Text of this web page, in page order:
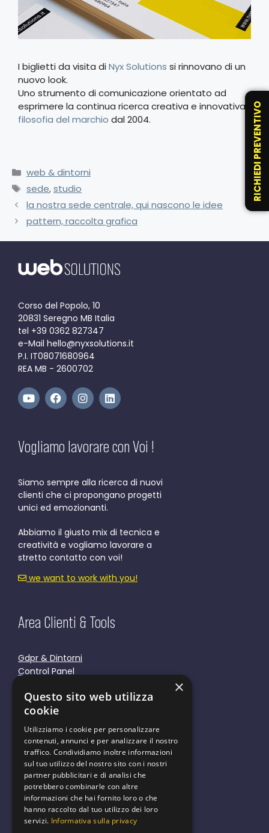
RICHIEDI PREVENTIVO
I biglietti da visita diNyx Solutions si rinnovano di un
nuovo look.
Uno strumento di comunicazione orientato ad
esprimere la continua ricerca creativa e innovativa,
filosofia del marchio dal 2004.
web & dintorni
sede,studio
la nostra sede centrale, qui nascono le idee
pattern, raccolta grafica
Corso del Popolo, 10
20831 Seregno MB Italia
tel +39 0362 827347
e-Mail hello@nyxsolutions.it
P.I. IT08071680964
REA MB - 2600702
Vogliamo lavorare con Voi !
Siamo sempre alla ricerca di nuovi
clienti che ci propongano progetti
unici ed emozionanti.
Abbiamo il giusto mix di tecnica e
creatività e vogliamo lavorare a
stretto contatto con voi!
we want to work with you!
Area Clienti & Tools
Gdpr & Dintorni
Control Panel
Cookie Policy
Privacy Policy
We are green
×
Questo sito web utilizza
cookie
Utilizziamo i cookie per personalizzare
contenuti, annunci e per analizzare il nostro
traffico. Condividiamo inoltre informazioni
sul tuo utilizzo del nostro sito con i nostri
partner pubblicitari e di analisi che
potrebbero combinarle con altre
informazioni che hai fornito loro o che
hanno raccolto dal tuo utilizzo dei loro
servizi. Informativa sulla privacy